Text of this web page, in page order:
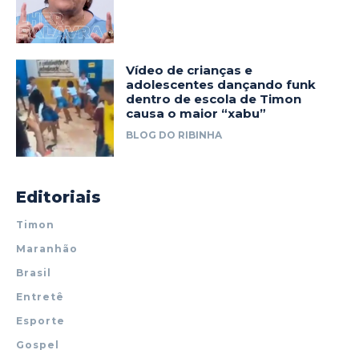
Vídeo de crianças e
adolescentes dançando funk
dentro de escola de Timon
causa o maior “xabu”
BLOG DO RIBINHA
Editoriais
Timon
Maranhão
Brasil
Entretê
Esporte
Gospel